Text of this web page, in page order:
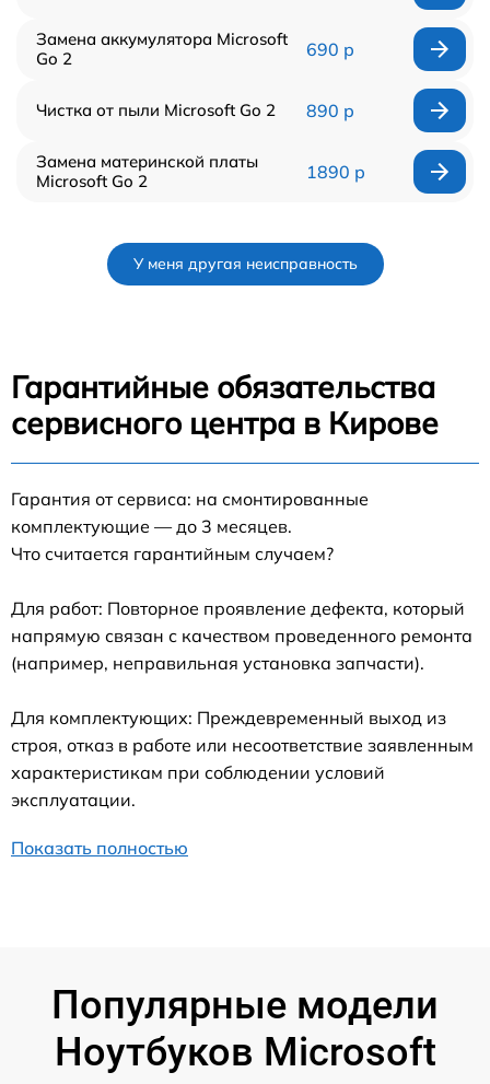
Замена аккумулятора Microsoft
Go 2
690 р
Чистка от пыли Microsoft Go 2 890 р
Замена материнской платы
Microsoft Go 2
1890 р
У меня другая неисправность
Гарантийные обязательства
сервисного центра в Кирове
Гарантия от сервиса: на смонтированные
комплектующие — до 3 месяцев.
Что считается гарантийным случаем?
Для работ: Повторное проявление дефекта, который
напрямую связан с качеством проведенного ремонта
(например, неправильная установка запчасти).
Для комплектующих: Преждевременный выход из
строя, отказ в работе или несоответствие заявленным
характеристикам при соблюдении условий
эксплуатации.
Показать полностью
Популярные модели
Ноутбуков Microsoft